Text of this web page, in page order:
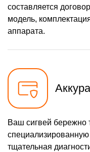
составляется
модель,
аппарата.
Ваш сигвей бережно
специализированную
тщательная